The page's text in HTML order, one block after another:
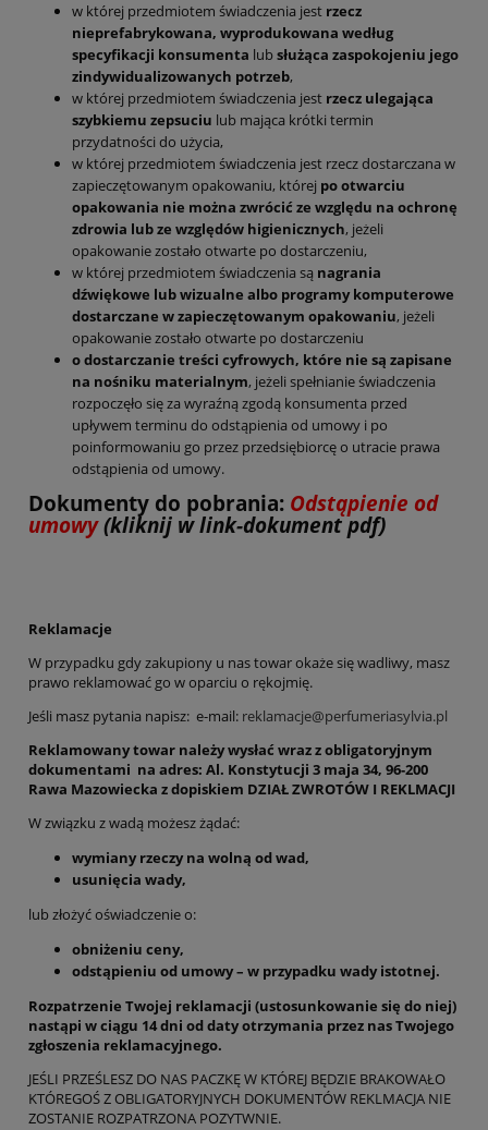
w której przedmiotem świadczenia jest rzecz
nieprefabrykowana, wyprodukowana według
specyfikacji konsumenta lubsłużąca zaspokojeniu jego
zindywidualizowanych potrzeb,
w której przedmiotem świadczenia jest rzecz ulegająca
szybkiemu zepsuciu lub mająca krótki termin
przydatności do użycia,
w której przedmiotem świadczenia jest rzecz dostarczana w
zapieczętowanym opakowaniu, której po otwarciu
opakowania nie można zwrócić ze względu na ochronę
zdrowia lub ze względów higienicznych, jeżeli
opakowanie zostało otwarte po dostarczeniu,
w której przedmiotem świadczenia są nagrania
dźwiękowe lub wizualne albo programy komputerowe
dostarczane w zapieczętowanym opakowaniu, jeżeli
opakowanie zostało otwarte po dostarczeniu
o dostarczanie treści cyfrowych, które nie są zapisane
na nośniku materialnym, jeżeli spełnianie świadczenia
rozpoczęło się za wyraźną zgodą konsumenta przed
upływem terminu do odstąpienia od umowy i po
poinformowaniu go przez przedsiębiorcę o utracie prawa
odstąpienia od umowy.
Dokumenty do pobrania: Odstąpienie od
umowy(kliknij w link-dokument pdf)
Reklamacje
W przypadku gdy zakupiony u nas towar okaże się wadliwy, masz
prawo reklamować go w oparciu o rękojmię.
Jeśli masz pytania napisz: e-mail: reklamacje@perfumeriasylvia.pl
Reklamowany towar należy wysłać wraz z obligatoryjnym
dokumentami na adres: Al. Konstytucji 3 maja 34, 96-200
Rawa Mazowiecka z dopiskiem DZIAŁ ZWROTÓW I REKLMACJI
W związku z wadą możesz żądać:
wymiany rzeczy na wolną od wad,
usunięcia wady,
lub złożyć oświadczenie o:
obniżeniu ceny,
odstąpieniu od umowy – w przypadku wady istotnej.
Rozpatrzenie Twojej reklamacji (ustosunkowanie się do niej)
nastąpi w ciągu 14 dni od daty otrzymania przez nas Twojego
zgłoszenia reklamacyjnego.
JEŚLI PRZEŚLESZ DO NAS PACZKĘ W KTÓREJ BĘDZIE BRAKOWAŁO
KTÓREGOŚ Z OBLIGATORYJNYCH DOKUMENTÓW REKLMACJA NIE
ZOSTANIE ROZPATRZONA POZYTWNIE.